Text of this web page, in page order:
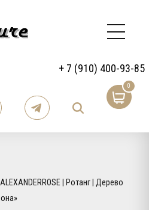
+ 7 (910) 400-93-85
0
| Ротанг | Дерево